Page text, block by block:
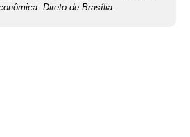
Direto de Brasília.